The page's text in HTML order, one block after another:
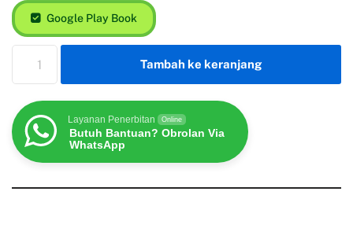
Google Play Book
Tambah ke keranjang
Layanan Penerbitan Online
Butuh Bantuan? Obrolan Via
WhatsApp